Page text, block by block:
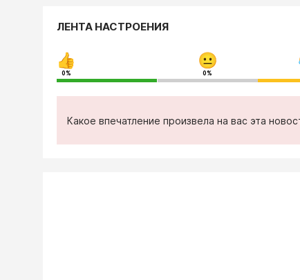
ЛЕНТА НАСТРОЕНИЯ
0% 0%
Какое впечатление произвела на вас эта